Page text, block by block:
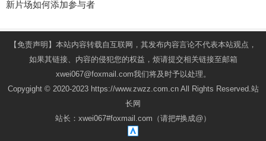
新片场如何添加参与者
【免责声明】本站内容转载自互联网，其发布内容言论不代表本站观点，
如果其链接、内容的侵犯您的权益，烦请提交相关链接至邮箱
xwei067@foxmail.com我们将及时予以处理。
Copygight © 2020-2023 https://www.zwzz.com.cn All Rights Reserved.站
长网
站长：xwei067#foxmail.com（请把#换成@）